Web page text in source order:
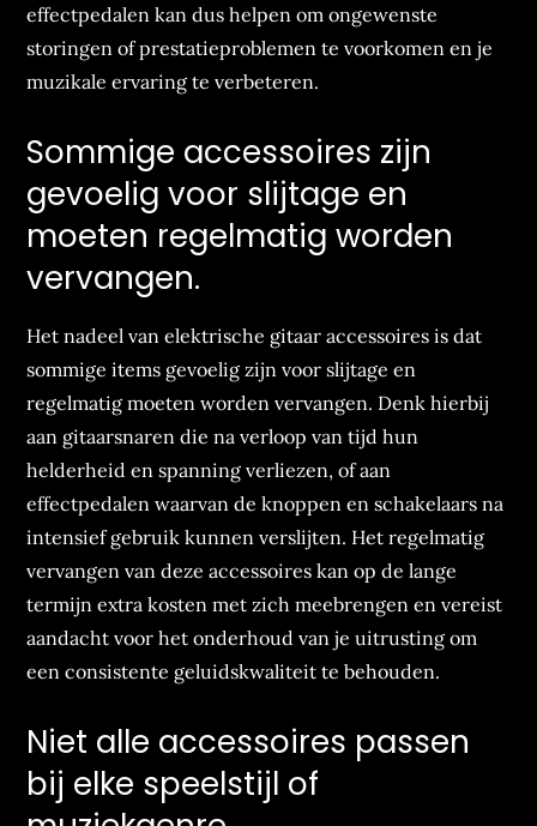
effectpedalen kan dus helpen om ongewenste
storingen of prestatieproblemen te voorkomen en je
muzikale ervaring te verbeteren.
Sommige accessoires zijn
gevoelig voor slijtage en
moeten regelmatig worden
vervangen.
Het nadeel van elektrische gitaar accessoires is dat
sommige items gevoelig zijn voor slijtage en
regelmatig moeten worden vervangen. Denk hierbij
aan gitaarsnaren die na verloop van tijd hun
helderheid en spanning verliezen, of aan
effectpedalen waarvan de knoppen en schakelaars na
intensief gebruik kunnen verslijten. Het regelmatig
vervangen van deze accessoires kan op de lange
termijn extra kosten met zich meebrengen en vereist
aandacht voor het onderhoud van je uitrusting om
een consistente geluidskwaliteit te behouden.
Niet alle accessoires passen
bij elke speelstijl of